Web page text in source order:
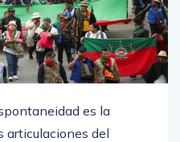
es la
articulaciones del